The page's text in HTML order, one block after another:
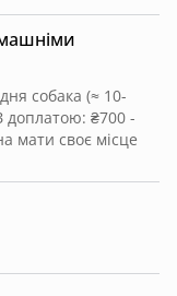
собака (≈ 10-
доплатою: ₴700 -
мати своє місце